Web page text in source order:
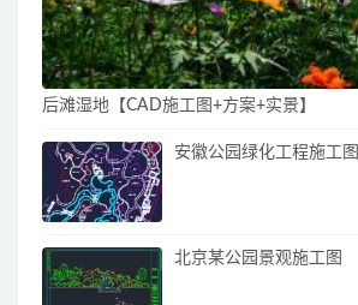
后滩湿地【CAD施工图+方案+实景】
安徽公园绿化工程施工图
北京某公园景观施工图